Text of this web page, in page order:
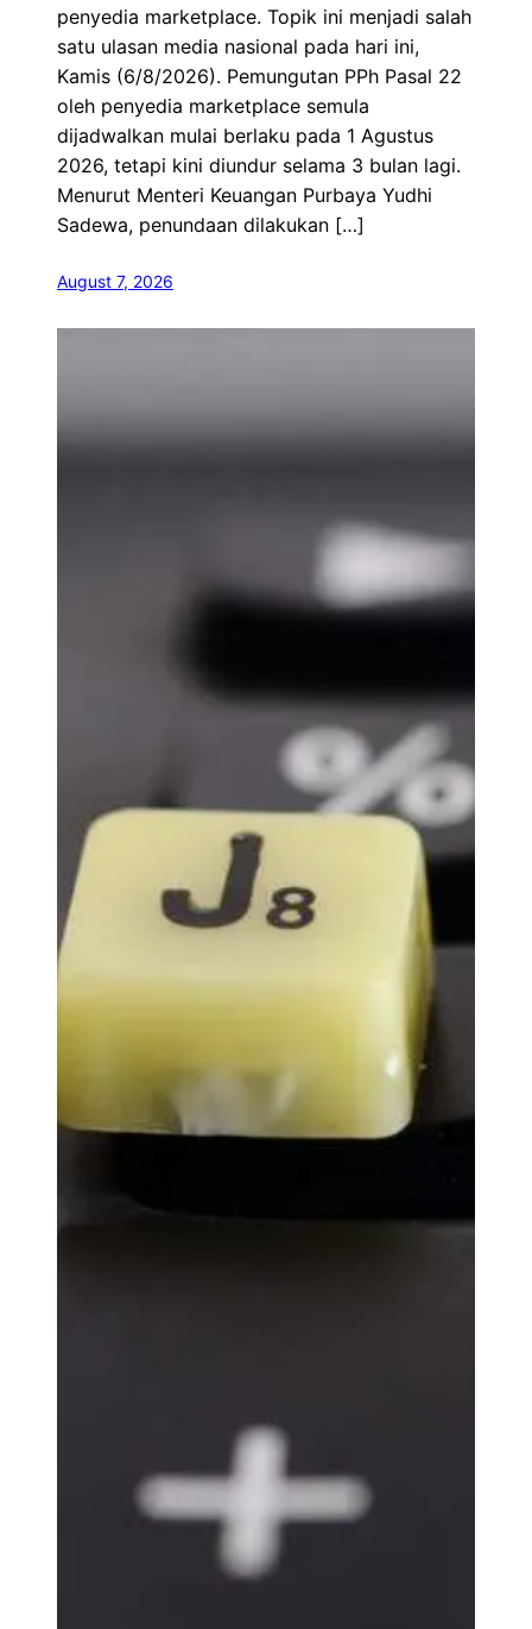
penyedia marketplace. Topik ini menjadi salah
satu ulasan media nasional pada hari ini,
Kamis (6/8/2026). Pemungutan PPh Pasal 22
oleh penyedia marketplace semula
dijadwalkan mulai berlaku pada 1 Agustus
2026, tetapi kini diundur selama 3 bulan lagi.
Menurut Menteri Keuangan Purbaya Yudhi
Sadewa, penundaan dilakukan […]
August 7, 2026